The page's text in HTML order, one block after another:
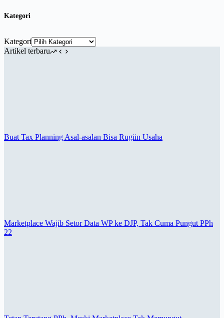
Kategori
Kategori
Artikel terbaru
Buat Tax Planning Asal-asalan Bisa Rugiin Usaha
Marketplace Wajib Setor Data WP ke DJP, Tak Cuma Pungut PPh
22